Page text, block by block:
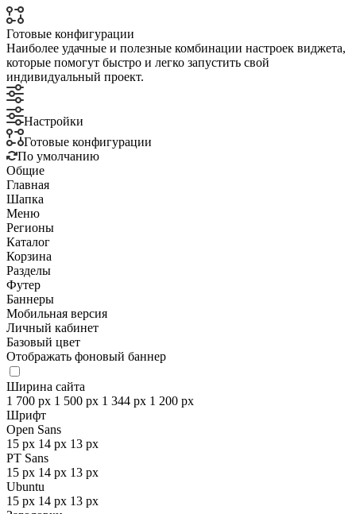
Готовые конфигурации
Наиболее удачные и полезные комбинации настроек виджета,
которые помогут быстро и легко запустить свой
индивидуальный проект.
Настройки
Готовые конфигурации
По умолчанию
Общие
Главная
Шапка
Меню
Регионы
Каталог
Корзина
Разделы
Футер
Баннеры
Мобильная версия
Личный кабинет
Базовый цвет
Отображать фоновый баннер
Ширина сайта
1 700 px 1 500 px 1 344 px 1 200 px
Шрифт
Open Sans
15 px 14 px 13 px
PT Sans
15 px 14 px 13 px
Ubuntu
15 px 14 px 13 px